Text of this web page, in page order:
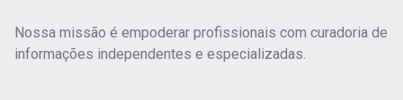
Nossa missão é empoderar profissionais com curadoria de
informações independentes e especializadas.